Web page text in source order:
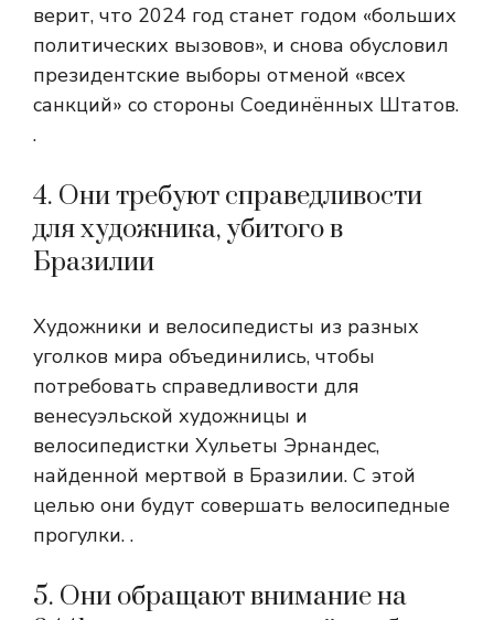
верит, что 2024 год станет годом «больших
политических вызовов», и снова обусловил
президентские выборы отменой «всех
санкций» со стороны Соединённых Штатов.
.
4. Они требуют справедливости
для художника, убитого в
Бразилии
Художники и велосипедисты из разных
уголков мира объединились, чтобы
потребовать справедливости для
венесуэльской художницы и
велосипедистки Хульеты Эрнандес,
найденной мертвой в Бразилии. С этой
целью они будут совершать велосипедные
прогулки. .
5. Они обращают внимание на